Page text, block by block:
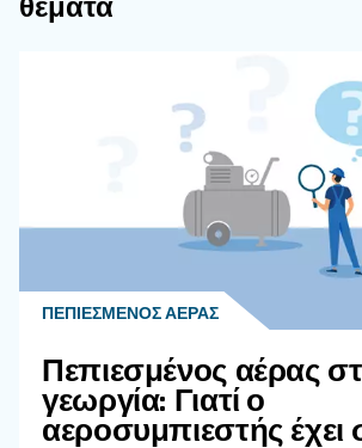
Looking for the
your application?